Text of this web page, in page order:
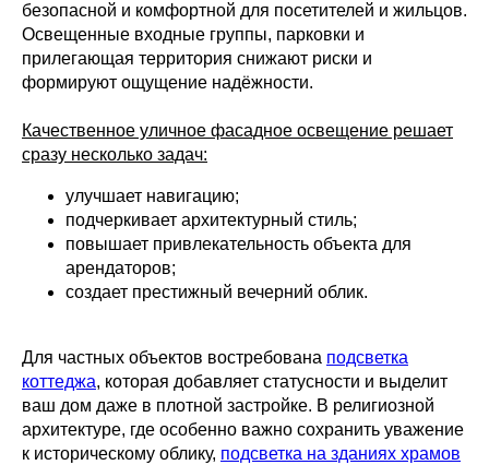
безопасной и комфортной для посетителей и жильцов.
Освещенные входные группы, парковки и
прилегающая территория снижают риски и
формируют ощущение надёжности.
Качественное уличное фасадное освещение решает
сразу несколько задач:
улучшает навигацию;
подчеркивает архитектурный стиль;
повышает привлекательность объекта для
арендаторов;
создает престижный вечерний облик.
Для частных объектов востребована подсветка
коттеджа, которая добавляет статусности и выделит
ваш дом даже в плотной застройке. В религиозной
архитектуре, где особенно важно сохранить уважение
к историческому облику, подсветка на зданиях храмов